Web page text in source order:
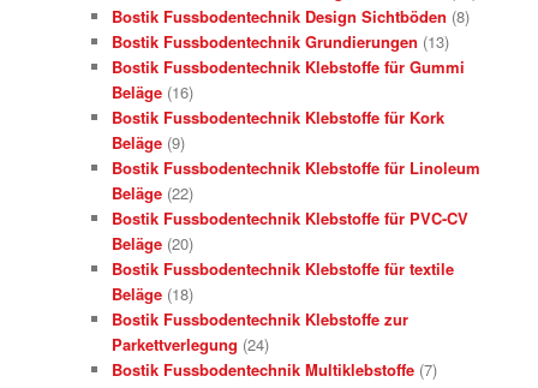
Bostik Fussbodentechnik Design Sichtböden (8)
Bostik Fussbodentechnik Grundierungen (13)
Bostik Fussbodentechnik Klebstoffe für Gummi
Beläge (16)
Bostik Fussbodentechnik Klebstoffe für Kork
Beläge (9)
Bostik Fussbodentechnik Klebstoffe für Linoleum
Beläge (22)
Bostik Fussbodentechnik Klebstoffe für PVC-CV
Beläge (20)
Bostik Fussbodentechnik Klebstoffe für textile
Beläge (18)
Bostik Fussbodentechnik Klebstoffe zur
Parkettverlegung (24)
Bostik Fussbodentechnik Multiklebstoffe (7)